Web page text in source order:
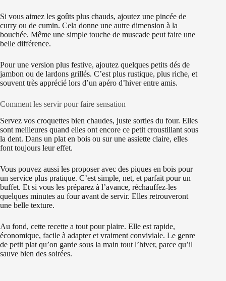
Si vous aimez les goûts plus chauds, ajoutez une pincée de
curry ou de cumin. Cela donne une autre dimension à la
bouchée. Même une simple touche de muscade peut faire une
belle différence.
Pour une version plus festive, ajoutez quelques petits dés de
jambon ou de lardons grillés. C’est plus rustique, plus riche, et
souvent très apprécié lors d’un apéro d’hiver entre amis.
Comment les servir pour faire sensation
Servez vos croquettes bien chaudes, juste sorties du four. Elles
sont meilleures quand elles ont encore ce petit croustillant sous
la dent. Dans un plat en bois ou sur une assiette claire, elles
font toujours leur effet.
Vous pouvez aussi les proposer avec des piques en bois pour
un service plus pratique. C’est simple, net, et parfait pour un
buffet. Et si vous les préparez à l’avance, réchauffez-les
quelques minutes au four avant de servir. Elles retrouveront
une belle texture.
Au fond, cette recette a tout pour plaire. Elle est rapide,
économique, facile à adapter et vraiment conviviale. Le genre
de petit plat qu’on garde sous la main tout l’hiver, parce qu’il
sauve bien des soirées.